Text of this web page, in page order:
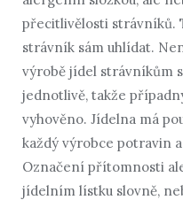
přecitlivělosti strávníků.
strávník sám uhlídat.
výrobě jídel strávníkům
jednotlivě, takže
vyhověno. Jídelna má
každý výrobce potravin
Označení přítomnosti
jídelním lístku slovně,